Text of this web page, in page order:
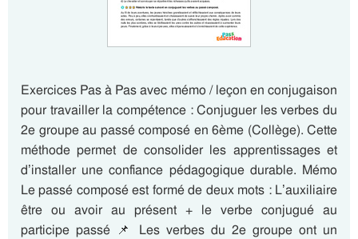
Exercices Pas à Pas avec mémo / leçon en conjugaison
pour travailler la compétence : Conjuguer les verbes du
2e groupe au passé composé en 6ème (Collège). Cette
méthode permet de consolider les apprentissages et
d’installer une confiance pédagogique durable. Mémo
Le passé composé est formé de deux mots : L’auxiliaire
être ou avoir au présent + le verbe conjugué au
participe passé 📌 Les verbes du 2e groupe ont un